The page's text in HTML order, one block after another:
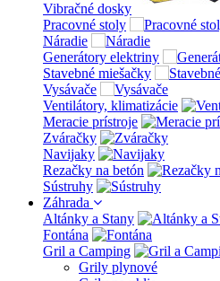
Vibračné dosky
Pracovné stoly
Náradie
Generátory elektriny
Stavebné miešačky
Vysávače
Ventilátory, klimatizácie
Meracie prístroje
Zváračky
Navijaky
Rezačky na betón
Sústruhy
Záhrada
Altánky a Stany
Fontána
Gril a Camping
Grily plynové